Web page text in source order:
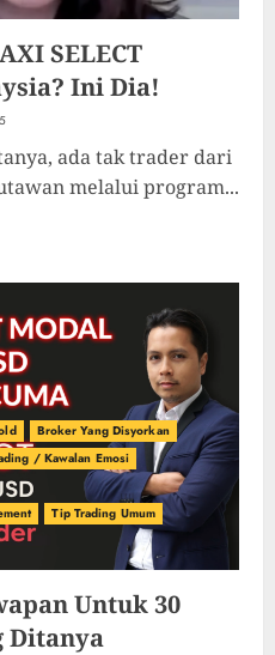
SELECT
Ini Dia!
ada tak trader dari
melalui program...
Broker Yang Disyorkan
/ Kawalan Emosi
Tip Trading Umum
Untuk 30
Ditanya